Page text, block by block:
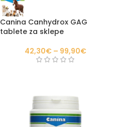
Canina Canhydrox GAG
tablete za sklepe
42,30€ – 99,90€